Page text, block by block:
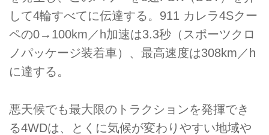
して4輪すべてに伝達する。911 カレラ4Sクー
ペの0→100km／h加速は3.3秒（スポーツクロ
ノパッケージ装着車）、最高速度は308km／h
に達する。
悪天候でも最大限のトラクションを発揮でき
る4WDは、とくに気候が変わりやすい地域や